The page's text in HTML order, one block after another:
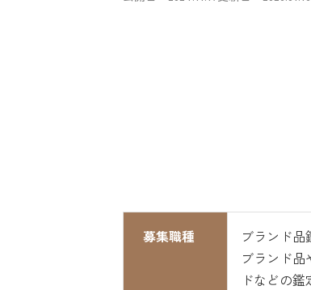
募集職種
ブランド品
ブランド
ドなどの鑑